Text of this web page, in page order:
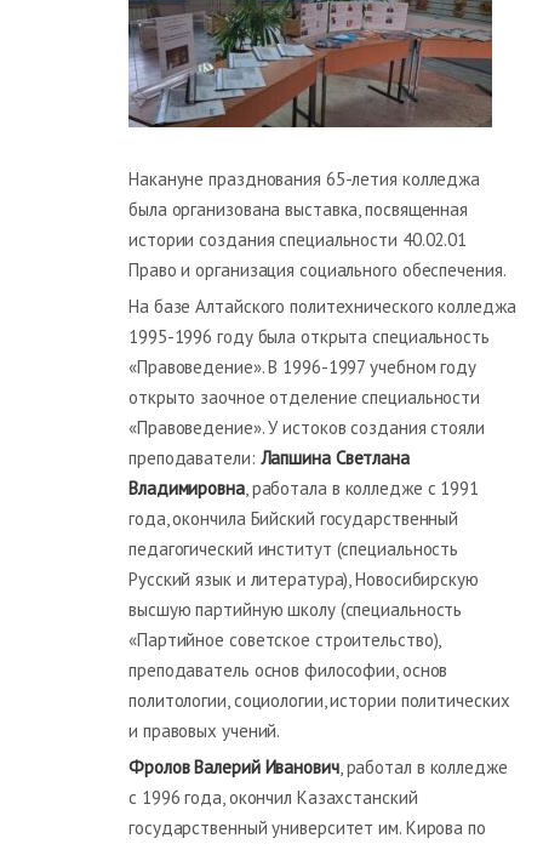
Накануне празднования 65-летия колледжа
была организована выставка, посвященная
истории создания специальности 40.02.01
Право и организация социального обеспечения.
На базе Алтайского политехнического колледжа
1995-1996 году была открыта специальность
«Правоведение». В 1996-1997 учебном году
открыто заочное отделение специальности
«Правоведение». У истоков создания стояли
преподаватели: Лапшина Светлана
Владимировна, работала в колледже с 1991
года, окончила Бийский государственный
педагогический институт (специальность
Русский язык и литература), Новосибирскую
высшую партийную школу (специальность
«Партийное советское строительство),
преподаватель основ философии, основ
политологии, социологии, истории политических
и правовых учений.
Фролов Валерий Иванович, работал в колледже
с 1996 года, окончил Казахстанский
государственный университет им. Кирова по